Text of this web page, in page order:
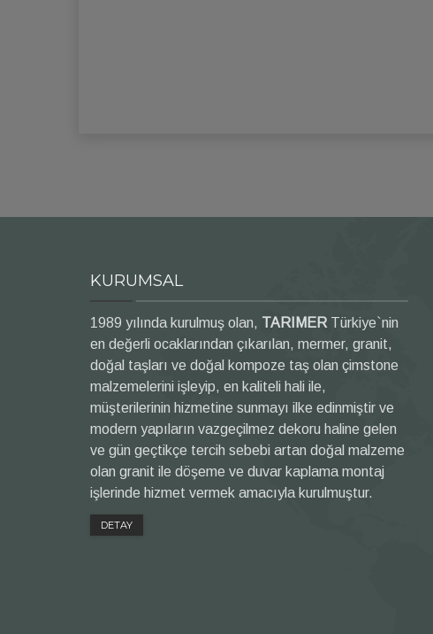
KURUMSAL
1989 yılında kurulmuş olan, TARIMER Türkiye`nin
en değerli ocaklarından çıkarılan, mermer, granit,
doğal taşları ve doğal kompoze taş olan çimstone
malzemelerini işleyip, en kaliteli hali ile,
müşterilerinin hizmetine sunmayı ilke edinmiştir ve
modern yapıların vazgeçilmez dekoru haline gelen
ve gün geçtikçe tercih sebebi artan doğal malzeme
olan granit ile döşeme ve duvar kaplama montaj
işlerinde hizmet vermek amacıyla kurulmuştur.
DETAY